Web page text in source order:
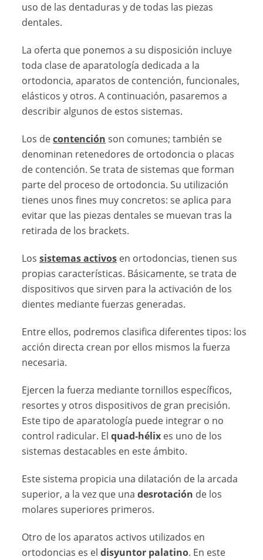
uso de las dentaduras y de todas las piezas
dentales.
La oferta que ponemos a su disposición incluye
toda clase de aparatología dedicada a la
ortodoncia, aparatos de contención, funcionales,
elásticos y otros. A continuación, pasaremos a
describir algunos de estos sistemas.
Los decontención son comunes; también se
denominan retenedores de ortodoncia o placas
de contención. Se trata de sistemas que forman
parte del proceso de ortodoncia. Su utilización
tienes unos fines muy concretos: se aplica para
evitar que las piezas dentales se muevan tras la
retirada de los brackets.
Lossistemas activos en ortodoncias, tienen sus
propias características. Básicamente, se trata de
dispositivos que sirven para la activación de los
dientes mediante fuerzas generadas.
Entre ellos, podremos clasifica diferentes tipos: los
acción directa crean por ellos mismos la fuerza
necesaria.
Ejercen la fuerza mediante tornillos específicos,
resortes y otros dispositivos de gran precisión.
Este tipo de aparatología puede integrar o no
control radicular. Elquad-hélix es uno de los
sistemas destacables en este ámbito.
Este sistema propicia una dilatación de la arcada
superior, a la vez que unadesrotación de los
molares superiores primeros.
Otro de los aparatos activos utilizados en
ortodoncias es eldisyuntor palatino. En este